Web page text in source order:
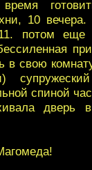
10
потом еще
в свою
спиной